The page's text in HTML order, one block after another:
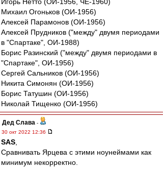
Михаил Огоньков (ОИ-1956)
Алексей Парамонов (ОИ-1956)
Алексей Прудников ("между" двумя периодами
в "Спартаке", ОИ-1988)
Борис Разинский ("между" двумя периодами в
"Спартаке", ОИ-1956)
Сергей Сальников (ОИ-1956)
Никита Симонян (ОИ-1956)
Борис Татушин (ОИ-1956)
Николай Тищенко (ОИ-1956)
Дед Слава -
30 окт 2022 12:36
SAS
Сравнивать Ярцева с этими ноунеймами как
минимум некорректно.